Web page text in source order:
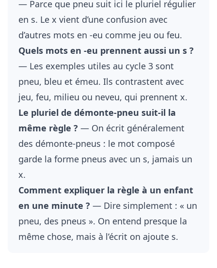
— Parce que pneu suit ici le pluriel régulier
en s. Le x vient d’une confusion avec
d’autres mots en -eu comme jeu ou feu.
Quels mots en -eu prennent aussi un s ?
— Les exemples utiles au cycle 3 sont
pneu, bleu et émeu. Ils contrastent avec
jeu, feu, milieu ou neveu, qui prennent x.
Le pluriel de démonte-pneu suit-il la
même règle ? — On écrit généralement
des démonte-pneus : le mot composé
garde la forme pneus avec un s, jamais un
x.
Comment expliquer la règle à un enfant
en une minute ? — Dire simplement : « un
pneu, des pneus ». On entend presque la
même chose, mais à l’écrit on ajoute s.